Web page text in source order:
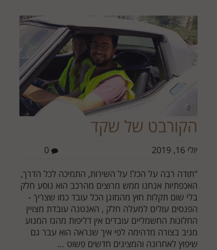
הקורבט של שקד
יולי 16, 2019
"תודה רבה על הכל! על השירות, התמיכה לכל הדרך,
האכפתיות אנחנו ממש מרוצים מהרכב הוא נוסע חלק
בלי שום תקלות חוץ מהמזגן הכל עובד כמו שצריך -
הפנסים עולים למעלה חלק , האנטנה עובדת מצויין
החלונות החשמליים עובדים אין דליפות מהגז המנוע
מגיב בצורה מדהימה לפי איך שנראה הוא עבר גם
שיפוץ לאחרונה והמציגים חדשים פשוט ...